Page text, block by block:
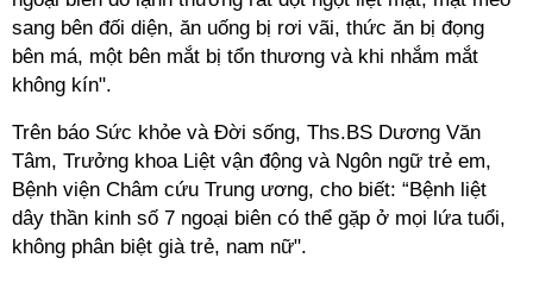
sang bên đối diện, ăn uống bị rơi vãi, thức ăn bị đọng
bên má, một bên mắt bị tổn thương và khi nhắm mắt
không kín".
Trên báo Sức khỏe và Đời sống, Ths.BS Dương Văn
Tâm, Trưởng khoa Liệt vận động và Ngôn ngữ trẻ em,
Bệnh viện Châm cứu Trung ương, cho biết: “Bệnh liệt
dây thần kinh số 7 ngoại biên có thể gặp ở mọi lứa tuổi,
không phân biệt già trẻ, nam nữ".